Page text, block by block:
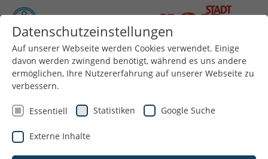
Menü
Datenschutzeinstellungen
Auf unserer Webseite werden Cookies verwendet. Einige
davon werden zwingend benötigt, während es uns andere
ermöglichen, Ihre Nutzererfahrung auf unserer Webseite zu
verbessern.
Essentiell Statistiken Google Suche
Externe Inhalte